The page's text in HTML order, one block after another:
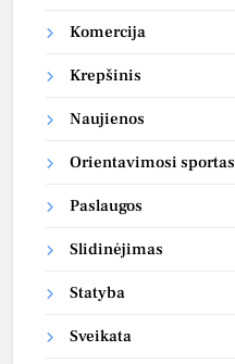
Komercija
Krepšinis
Naujienos
Orientavimosi sportas
Paslaugos
Slidinėjimas
Statyba
Sveikata